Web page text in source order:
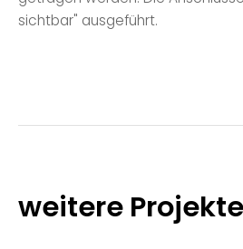
sichtbar" ausgeführt.
weitere Projekte